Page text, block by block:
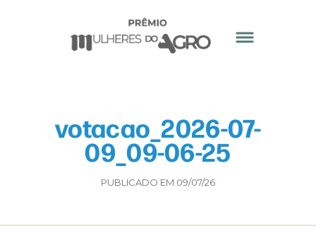
votacao_2026-07-
09_09-06-25
PUBLICADO EM 09/07/26